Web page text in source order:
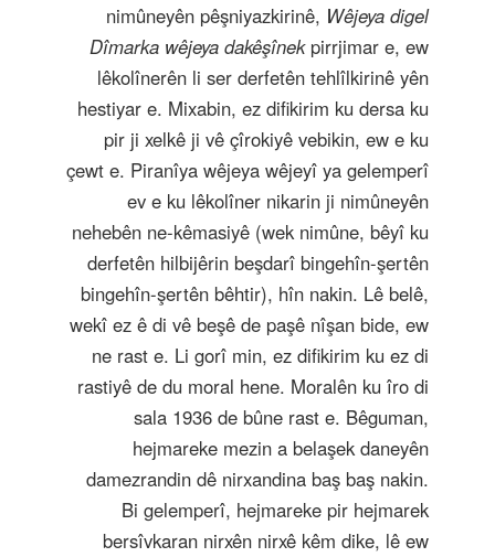
nimûneyên pêşniyazkirinê, Wêjeya digel
Dîmarka wêjeya dakêşînekpirrjimar e, ew
lêkolînerên li ser derfetên tehlîlkirinê yên
hestiyar e. Mixabin, ez difikirim ku dersa ku
pir ji xelkê ji vê çîrokiyê vebikin, ew e ku
çewt e. Piranîya wêjeya wêjeyî ya gelemperî
ev e ku lêkolîner nikarin ji nimûneyên
nehebên ne-kêmasiyê (wek nimûne, bêyî ku
derfetên hilbijêrin beşdarî bingehîn-şertên
bingehîn-şertên bêhtir), hîn nakin. Lê belê,
wekî ez ê di vê beşê de paşê nîşan bide, ew
ne rast e. Li gorî min, ez difikirim ku ez di
rastiyê de du moral hene. Moralên ku îro di
sala 1936 de bûne rast e. Bêguman,
hejmareke mezin a belaşek daneyên
damezrandin dê nirxandina baş baş nakin.
Bi gelemperî, hejmareke pir hejmarek
bersîvkaran nirxên nirxê kêm dike, lê ew